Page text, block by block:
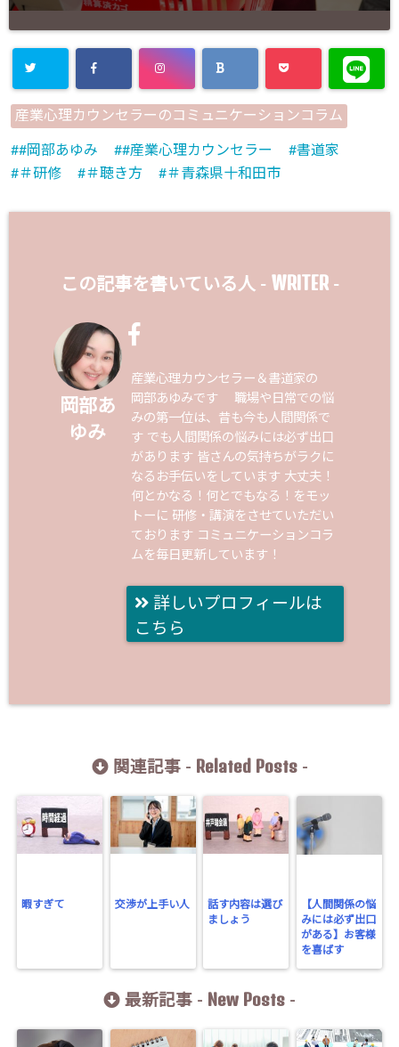
産業心理カウンセラーのコミュニケーションコラム
#岡部あゆみ #産業心理カウンセラー
書道家
＃研修
＃聴き方 ＃青森県十和田市
この記事を書いている人 - WRITER-
岡部あ
ゆみ
産業心理カウンセラー＆書道家の
岡部あゆみです 職場や日常での悩
みの第一位は、昔も今も人間関係で
す でも人間関係の悩みには必ず出口
があります 皆さんの気持ちがラクに
なるお手伝いをしています 大丈夫！
何とかなる！何とでもなる！をモッ
トーに 研修・講演をさせていただい
ております コミュニケーションコラ
ムを毎日更新しています！
詳しいプロフィールは
こちら
関連記事 - Related Posts-
暇すぎて 交渉が上手い人
話す内容は選び
ましょう
【人間関係の悩
みには必ず出口
がある】お客様
を喜ばす
最新記事 - New Posts -